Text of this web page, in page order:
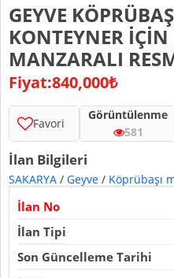
GEYVE
KONTEYNER
MANZARALI
Fiyat:840,000₺
Favori
Görüntülenme
581
İlan Bilgileri
SAKARYA / Geyve / Köprübaşı
İlan No
İlan Tipi
Son Güncelleme Tarihi